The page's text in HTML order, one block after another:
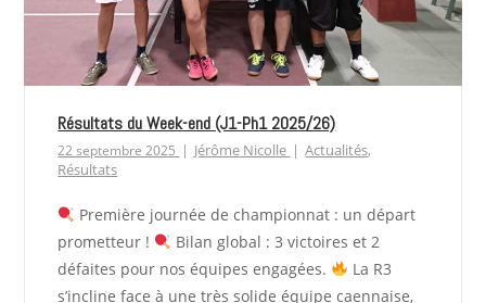
Résultats du Week-end (J1-Ph1 2025/26)
22 septembre 2025 Jérôme Nicolle Actualités,
Résultats
Première journée de championnat : un départ
prometteur !
Bilan global : 3 victoires et 2
défaites pour nos équipes engagées.
La R3
s’incline face à une très solide équipe caennaise,